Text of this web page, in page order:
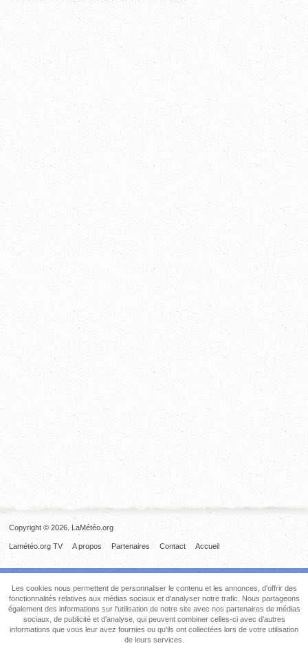
Copyright © 2026. LaMétéo.org
Accueil
Contact
Partenaires
A propos
Lamétéo.org TV
Les cookies nous permettent de personnaliser le contenu et les annonces, d'offrir des
fonctionnalités relatives aux médias sociaux et d'analyser notre trafic. Nous partageons
également des informations sur l'utilisation de notre site avec nos partenaires de médias
sociaux, de publicité et d'analyse, qui peuvent combiner celles-ci avec d'autres
informations que vous leur avez fournies ou qu'ils ont collectées lors de votre utilisation
de leurs services.